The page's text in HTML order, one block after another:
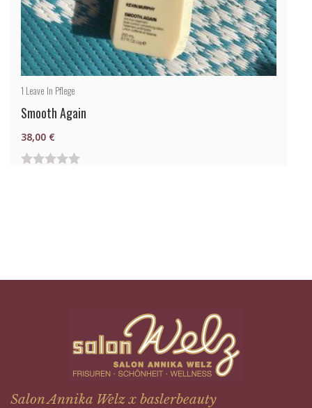
1 Leave In Pflege
Smooth Again
38,00 €
Salon Annika Welz x baslerbeauty